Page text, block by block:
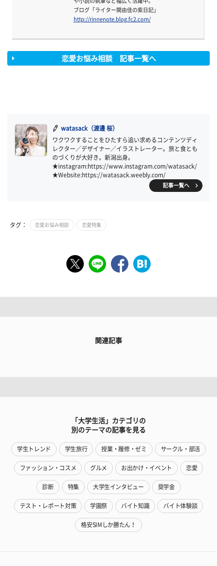
ブログ「ライター関由佳の紫日記」
http://rinnenote.blog.fc2.com/
恋愛お悩み相談 記事一覧へ
watasack（渡邊 桜）
ワクワクすることをひたすら追い求めるコンテンツディ
レクター／デザイナー／イラストレーター。旅と食とも
のづくりが大好き。新潟出身。
★instagram:https://www.instagram.com/watasack/
★Website:https://watasack.weebly.com/
記事一覧へ
タグ： 恋愛お悩み相談 恋愛特集
関連記事
「大学生活」カテゴリの
別のテーマの記事を見る
学生トレンド 学生旅行 授業・履修・ゼミ サークル・部活
ファッション・コスメ グルメ お出かけ・イベント 恋愛
診断 特集 大学生インタビュー 奨学金
テスト・レポート対策 学園祭 バイト知識 バイト体験談
格安SIMしか勝たん！